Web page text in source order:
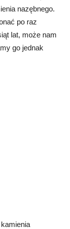
nazębnego.
po raz
lat, może nam
go jednak